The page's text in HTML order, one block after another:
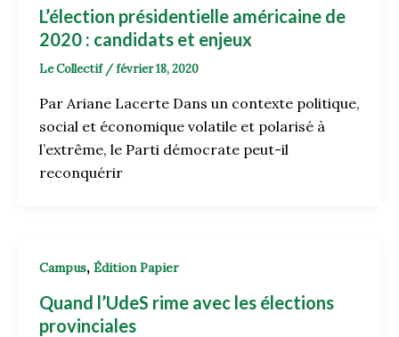
L’élection présidentielle américaine de
2020 : candidats et enjeux
Le Collectif /février 18, 2020
Par Ariane Lacerte Dans un contexte politique,
social et économique volatile et polarisé à
l’extrême, le Parti démocrate peut-il
reconquérir
Campus, Édition Papier
Quand l’UdeS rime avec les élections
provinciales